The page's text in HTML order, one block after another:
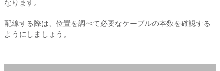
なります。
配線する際は、位置を調べて必要なケーブルの本数を確認する
ようにしましょう。